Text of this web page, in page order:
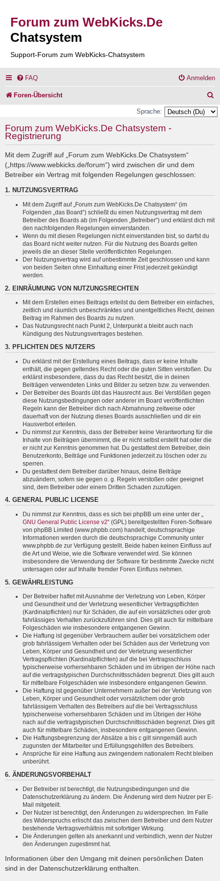
Forum zum WebKicks.De
Chatsystem
Support-Forum zum WebKicks-Chatsystem
FAQ Anmelden
Foren-Übersicht
u
Sprache:
Forum zum WebKicks.De Chatsystem -
Registrierung
Mit dem Zugriff auf „Forum zum WebKicks.De Chatsystem“
(„https://www.webkicks.de/forum“) wird zwischen dir und dem
Betreiber ein Vertrag mit folgenden Regelungen geschlossen:
1. NUTZUNGSVERTRAG
Mit dem Zugriff auf „Forum zum WebKicks.De Chatsystem“ (im
Folgenden „das Board“) schließt du einen Nutzungsvertrag mit dem
Betreiber des Boards ab (im Folgenden „Betreiber“) und erklärst dich mit
den nachfolgenden Regelungen einverstanden.
Wenn du mit diesen Regelungen nicht einverstanden bist, so darfst du
das Board nicht weiter nutzen. Für die Nutzung des Boards gelten
jeweils die an dieser Stelle veröffentlichten Regelungen.
Der Nutzungsvertrag wird auf unbestimmte Zeit geschlossen und kann
von beiden Seiten ohne Einhaltung einer Frist jederzeit gekündigt
werden.
2. EINRÄUMUNG VON NUTZUNGSRECHTEN
Mit dem Erstellen eines Beitrags erteilst du dem Betreiber ein einfaches,
zeitlich und räumlich unbeschränktes und unentgeltliches Recht, deinen
Beitrag im Rahmen des Boards zu nutzen.
Das Nutzungsrecht nach Punkt 2, Unterpunkt a bleibt auch nach
Kündigung des Nutzungsvertrages bestehen.
3. PFLICHTEN DES NUTZERS
Du erklärst mit der Erstellung eines Beitrags, dass er keine Inhalte
enthält, die gegen geltendes Recht oder die guten Sitten verstoßen. Du
erklärst insbesondere, dass du das Recht besitzt, die in deinen
Beiträgen verwendeten Links und Bilder zu setzen bzw. zu verwenden.
Der Betreiber des Boards übt das Hausrecht aus. Bei Verstößen gegen
diese Nutzungsbedingungen oder anderer im Board veröffentlichten
Regeln kann der Betreiber dich nach Abmahnung zeitweise oder
dauerhaft von der Nutzung dieses Boards ausschließen und dir ein
Hausverbot erteilen.
Du nimmst zur Kenntnis, dass der Betreiber keine Verantwortung für die
Inhalte von Beiträgen übernimmt, die er nicht selbst erstellt hat oder die
er nicht zur Kenntnis genommen hat. Du gestattest dem Betreiber, dein
Benutzerkonto, Beiträge und Funktionen jederzeit zu löschen oder zu
sperren.
Du gestattest dem Betreiber darüber hinaus, deine Beiträge
abzuändern, sofern sie gegen o. g. Regeln verstoßen oder geeignet
sind, dem Betreiber oder einem Dritten Schaden zuzufügen.
4. GENERAL PUBLIC LICENSE
Du nimmst zur Kenntnis, dass es sich bei phpBB um eine unter der „
GNU General Public License v2“ (GPL) bereitgestellten Foren-Software
von phpBB Limited (www.phpbb.com) handelt; deutschsprachige
Informationen werden durch die deutschsprachige Community unter
www.phpbb.de zur Verfügung gestellt. Beide haben keinen Einfluss auf
die Art und Weise, wie die Software verwendet wird. Sie können
insbesondere die Verwendung der Software für bestimmte Zwecke nicht
untersagen oder auf Inhalte fremder Foren Einfluss nehmen.
5. GEWÄHRLEISTUNG
Der Betreiber haftet mit Ausnahme der Verletzung von Leben, Körper
und Gesundheit und der Verletzung wesentlicher Vertragspflichten
(Kardinalpflichten) nur für Schäden, die auf ein vorsätzliches oder grob
fahrlässiges Verhalten zurückzuführen sind. Dies gilt auch für mittelbare
Folgeschäden wie insbesondere entgangenen Gewinn.
Die Haftung ist gegenüber Verbrauchern außer bei vorsätzlichem oder
grob fahrlässigem Verhalten oder bei Schäden aus der Verletzung von
Leben, Körper und Gesundheit und der Verletzung wesentlicher
Vertragspflichten (Kardinalpflichten) auf die bei Vertragsschluss
typischerweise vorhersehbaren Schäden und im übrigen der Höhe nach
auf die vertragstypischen Durchschnittsschäden begrenzt. Dies gilt auch
für mittelbare Folgeschäden wie insbesondere entgangenen Gewinn.
Die Haftung ist gegenüber Unternehmern außer bei der Verletzung von
Leben, Körper und Gesundheit oder vorsätzlichem oder grob
fahrlässigem Verhalten des Betreibers auf die bei Vertragsschluss
typischerweise vorhersehbaren Schäden und im Übrigen der Höhe
nach auf die vertragstypischen Durchschnittsschäden begrenzt. Dies gilt
auch für mittelbare Schäden, insbesondere entgangenen Gewinn.
Die Haftungsbegrenzung der Absätze a bis c gilt sinngemäß auch
zugunsten der Mitarbeiter und Erfüllungsgehilfen des Betreibers.
Ansprüche für eine Haftung aus zwingendem nationalem Recht bleiben
unberührt.
6. ÄNDERUNGSVORBEHALT
Der Betreiber ist berechtigt, die Nutzungsbedingungen und die
Datenschutzerklärung zu ändern. Die Änderung wird dem Nutzer per E-
Mail mitgeteilt.
Der Nutzer ist berechtigt, den Änderungen zu widersprechen. Im Falle
des Widerspruchs erlischt das zwischen dem Betreiber und dem Nutzer
bestehende Vertragsverhältnis mit sofortiger Wirkung.
Die Änderungen gelten als anerkannt und verbindlich, wenn der Nutzer
den Änderungen zugestimmt hat.
Informationen über den Umgang mit deinen persönlichen Daten
sind in der Datenschutzerklärung enthalten.